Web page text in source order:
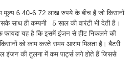
मूल्य 6.40-6.72 लाख रुपये के बीच है जो किसानों
साथ ही कम्पनी 5 साल की वारंटी भी देती है।
फायदा यह है कि इसमें इंजन से हीट निकलने की
को काम करते समय आराम मिलता है। बैटरी
इंजन की तुलना में कम पार्ट्स लगे होते हैं जिससे